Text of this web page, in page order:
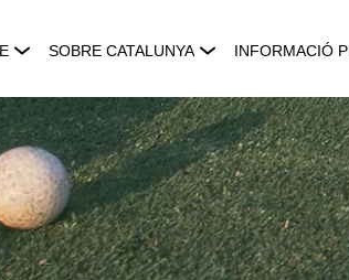
SOBRE CATALUNYA INFORMACIÓ